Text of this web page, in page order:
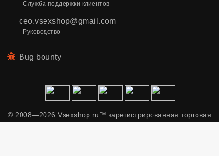
Служба поддержки клиентов
ceo.vsexshop@gmail.com
Руководство
Bug bounty
© 2008—2026 Vsexshop.ru™ зарегистрированная торговая